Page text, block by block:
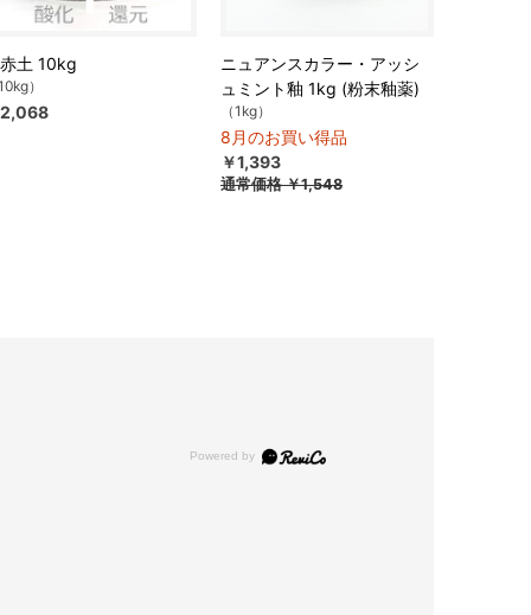
土 10kg
）
ニュアンスカラー・アッシ
ュミント釉 1kg (粉末釉薬)
（1kg）
8月のお買い得品
￥1,393
通常価格￥1,548